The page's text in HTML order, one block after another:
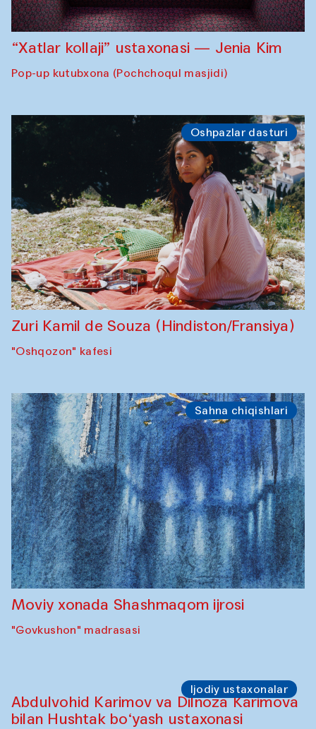
“Xatlar kollaji” ustaxonasi — Jenia Kim
Pop-up kutubxona (Pochchoqul masjidi)
Oshpazlar dasturi
Zuri Kamil de Souza (Hindiston/Fransiya)
"Oshqozon" kafesi
Sahna chiqishlari
Moviy xonada Shashmaqom ijrosi
"Govkushon" madrasasi
Ijodiy ustaxonalar
Abdulvohid Karimov va Dilnoza Karimova
bilan Hushtak bo‘yash ustaxonasi